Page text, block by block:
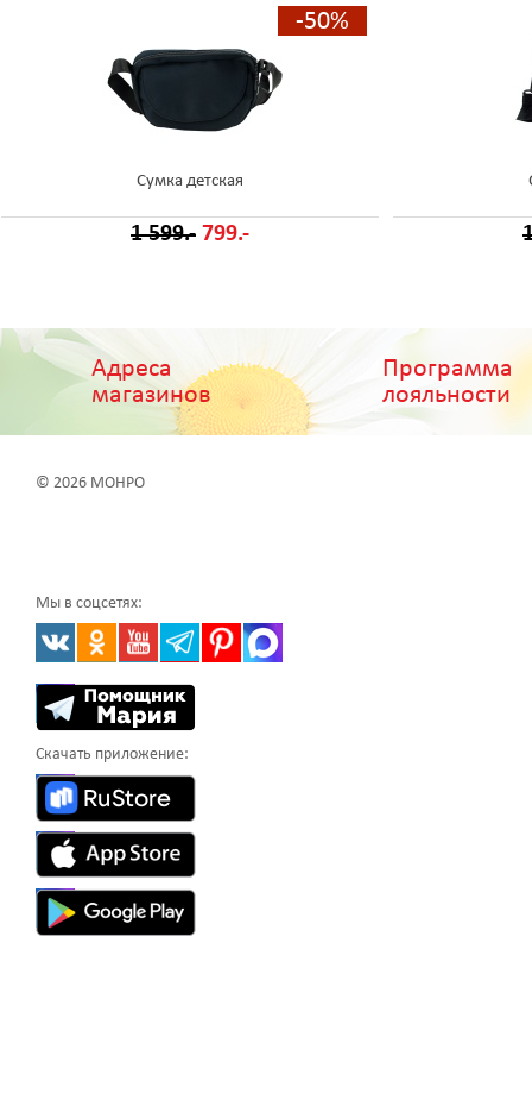
-50%
Сумка детская
1 599.- 799.-
Адреса
магазинов
Программа
лояльности
© 2026 МОНРО
Мы в соцсетях:
Скачать приложение: